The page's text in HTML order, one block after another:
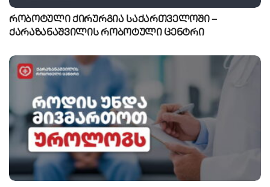
რობოტული ქირურგია საქართველოში –
ქარაზანაშვილის რობოტული ცენტრი